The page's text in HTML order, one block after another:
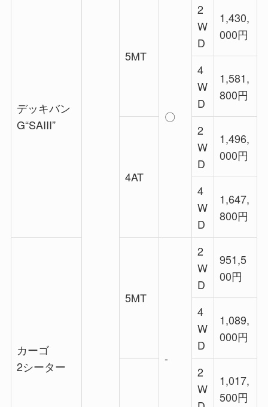
デッキバン
G“SAIII”
5MT
〇
2
W
D
1,430,
000円
4
W
D
1,581,
800円
4AT
2
W
D
1,496,
000円
4
W
D
1,647,
800円
カーゴ
2シーター
5MT
‐
2
W
D
951,5
00円
4
W
D
1,089,
000円
2
W
1,017,
500円